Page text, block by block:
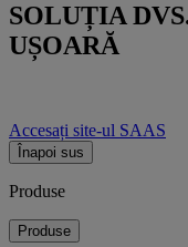
SOLUȚIA
UȘOARĂ
Accesați site-ul SAAS
Înapoi sus
Produse
Produse